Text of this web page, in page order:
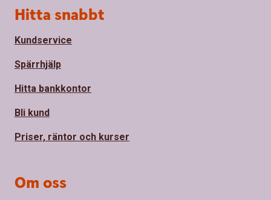
Sidfot
Hitta snabbt
Kundservice
Spärrhjälp
Hitta bankkontor
Bli kund
Priser, räntor och kurser
Om oss